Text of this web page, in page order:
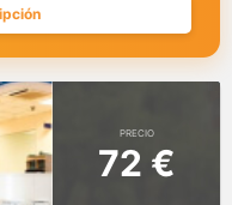
PRECIO
72 €